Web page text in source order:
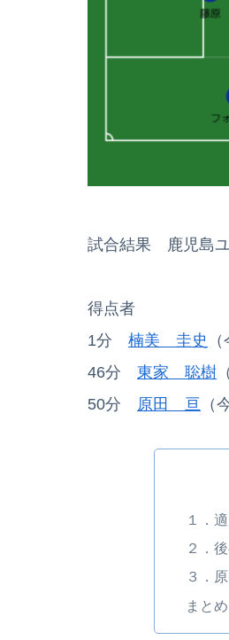
試合結果 鹿児島
得点者
1分 楠美 圭史
46分 東家 聡樹
50分 原田 亘 （
１．
２．
３．
まとめ